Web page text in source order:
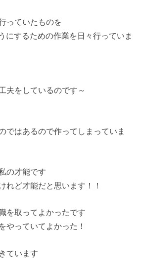
っていたものを
にするための作業を日々行っていま
夫をしているのです～
ではあるので作ってしまっていま
の才能です
れど才能だと思います！！
を取ってよかったです
やっていてよかった！
ています